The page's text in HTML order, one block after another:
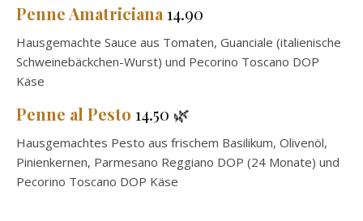
PenneAmatriciana 14.90
Hausgemachte Sauce aus Tomaten, Guanciale (italienische
Schweinebäckchen-Wurst) und Pecorino Toscano DOP
Käse
Penne al Pesto 14.50 🌿
Hausgemachtes Pesto aus frischem Basilikum, Olivenöl,
Pinienkernen, Parmesano Reggiano DOP (24 Monate) und
Pecorino Toscano DOP Käse